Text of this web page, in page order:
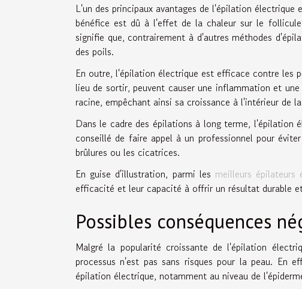
L'un des principaux avantages de l'épilation
bénéfice est dû à l'effet de la chaleur sur le
signifie que, contrairement à d'autres méthodes
des poils.
En outre, l'épilation électrique est efficace contre les
lieu de sortir, peuvent causer une inflammation et
racine, empêchant ainsi sa croissance à l'intérieur de
Dans le cadre des épilations à long terme, l'épilation
conseillé de faire appel à un professionnel pour
brûlures ou les cicatrices.
En guise d'illustration, parmi les meilleurs épilateurs
efficacité et leur capacité à offrir un résultat durable
Possibles conséquences
Malgré la popularité croissante de l'épilation
processus n'est pas sans risques pour la peau. En
épilation électrique, notamment au niveau de